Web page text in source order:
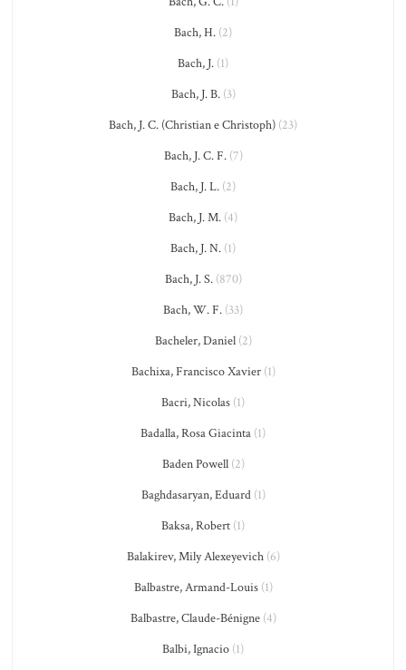
Bach, H. (2)
Bach, J. (1)
Bach, J. B.(3)
Bach, J. C. (Christian e Christoph) (23)
Bach, J. C. F.(7)
Bach, J. L. (2)
Bach, J. M. (4)
Bach, J. N. (1)
Bach, J. S.(870)
Bach, W. F. (33)
Bacheler, Daniel(2)
Bachixa, Francisco Xavier(1)
Bacri, Nicolas (1)
Badalla, Rosa Giacinta (1)
Baden Powell(2)
Baghdasaryan, Eduard(1)
Baksa, Robert (1)
Balakirev, Mily Alexeyevich(6)
Balbastre, Armand-Louis(1)
Balbastre, Claude-Bénigne(4)
Balbi, Ignacio (1)